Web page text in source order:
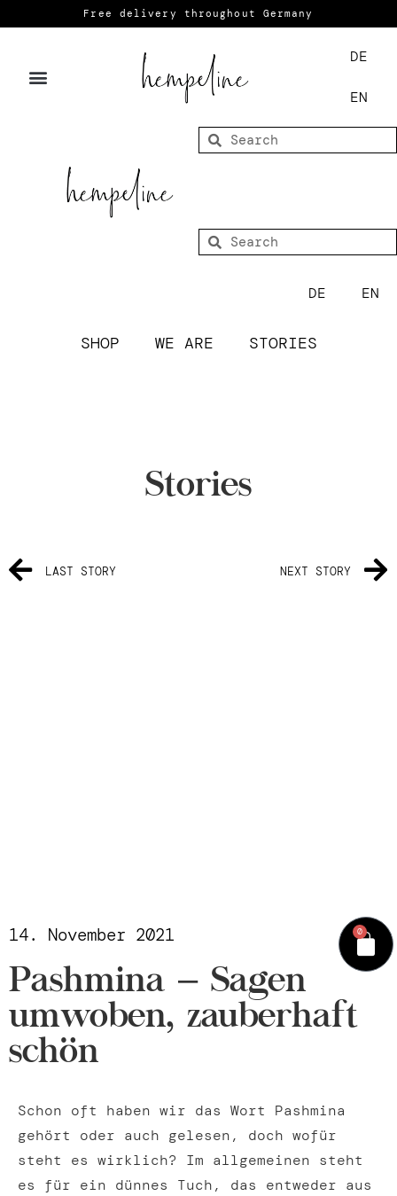
Free delivery throughout Germany
DE
EN
DE EN
SHOP WE ARE STORIES
0
Stories
LAST STORY NEXT STORY
14. November 2021
Pashmina – Sagen
umwoben, zauberhaft
schön
Schon oft haben wir das Wort Pashmina
gehört oder auch gelesen, doch wofür
steht es wirklich? Im allgemeinen steht
es für ein dünnes Tuch, das entweder aus